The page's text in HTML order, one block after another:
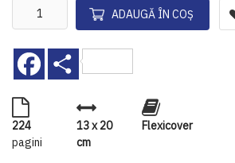
ADAUGĂ ÎN COȘ
Facebook
224
pagini
13 x 20
cm
Flexicover